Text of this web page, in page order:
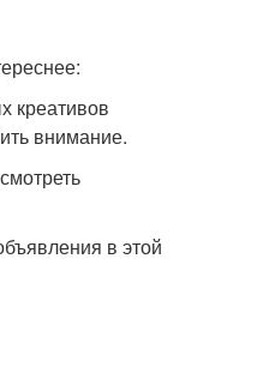
креативов
внимание.
в этой